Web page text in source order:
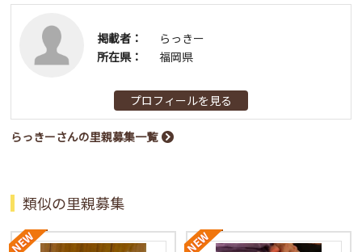
掲載者：
らっきー
所在県：
福岡県
プロフィールを見る
らっきーさんの里親募集一覧
類似の里親募集